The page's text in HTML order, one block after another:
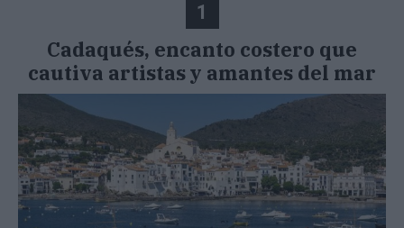
1
Cadaqués, encanto costero que
cautiva artistas y amantes del mar